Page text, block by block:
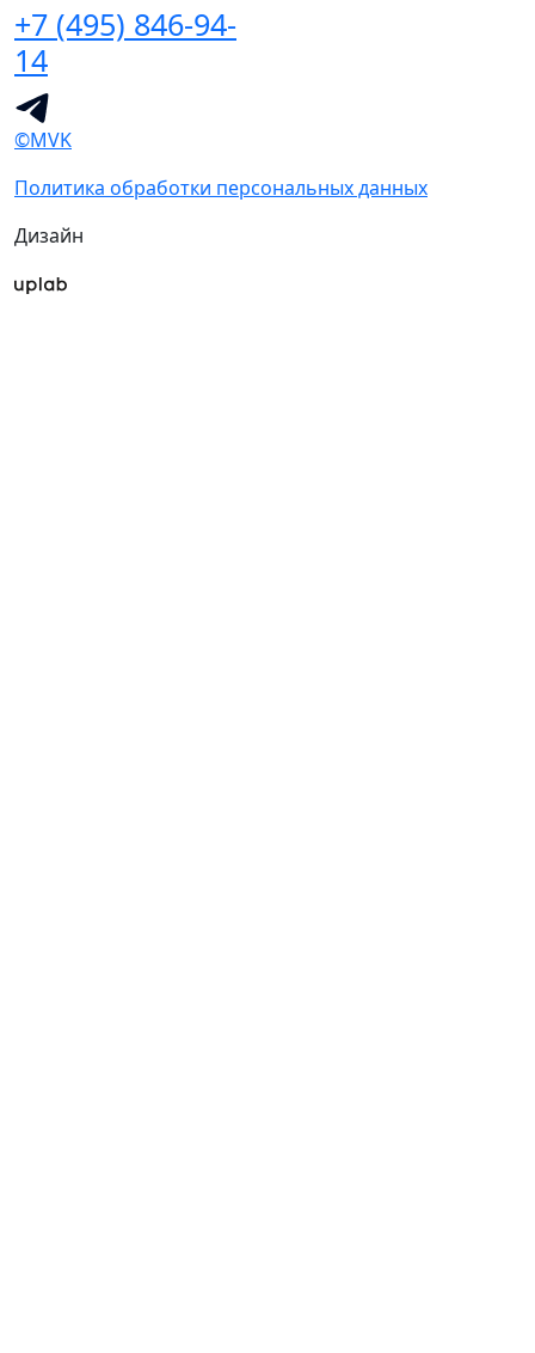
+7 (495) 846-94-
14
©MVK
Политика обработки персональных данных
Дизайн